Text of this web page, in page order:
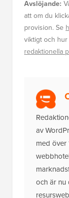
Avslöjande:
att om du
provision. Se
viktigt och
redaktionella
av
med över
och är nu